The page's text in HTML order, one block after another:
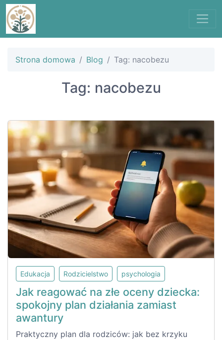
Strona domowa Blog Tag: nacobezu
Tag: nacobezu
Edukacja Rodzicielstwo psychologia
Jak reagować na złe oceny dziecka:
spokojny plan działania zamiast
awantury
Praktyczny plan dla rodziców: jak bez krzyku